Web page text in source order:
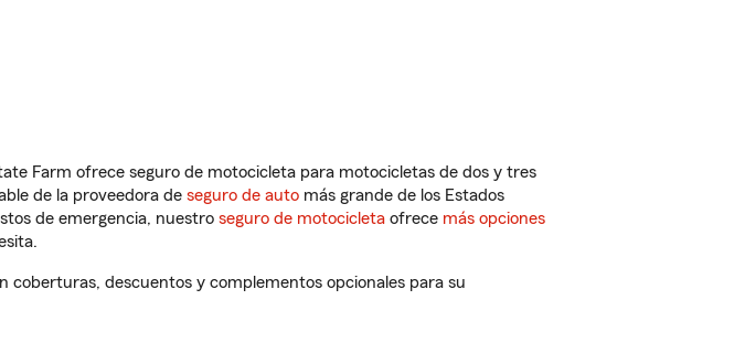
Farm ofrece seguro de motocicleta para motocicletas de dos y tres
de la proveedora de seguro de auto más grande de los Estados
de emergencia, nuestro seguro de motocicleta ofrece más opciones
coberturas, descuentos y complementos opcionales para su